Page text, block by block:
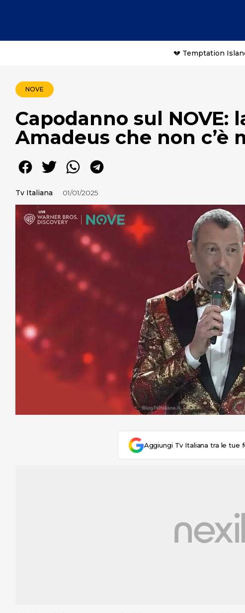
💔 Temptation
NOVE
Capodanno sul NOVE:
Amadeus che non c’è
Tv Italiana 01/01/2025
Aggiungi Tv Italiana tra le tue